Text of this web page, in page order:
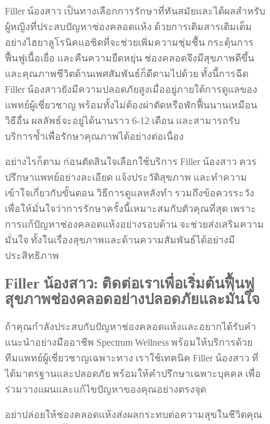
Filler น้องสาว เป็นทางเลือกการรักษาที่ทันสมัยและได้ผลสำหรับ
ผู้หญิงที่ประสบปัญหาช่องคลอดแห้ง ด้วยการเติมสารเติมเต็ม
อย่างไฮยาลูโรนิคแอซิดที่จะช่วยเพิ่มความชุ่มชื้น กระตุ้นการ
ฟื้นฟูเนื้อเยื่อ และคืนความยืดหยุ่น ช่องคลอดจึงมีสุขภาพดีขึ้น
และคุณภาพชีวิตด้านเพศสัมพันธ์ก็ดีตามไปด้วย ทั้งนี้การฉีด
Filler น้องสาวยังมีความปลอดภัยสูงเมื่ออยู่ภายใต้การดูแลของ
แพทย์ผู้เชี่ยวชาญ พร้อมทั้งไม่ต้องผ่าตัดหรือพักฟื้นนานเหมือน
วิธีอื่น ผลลัพธ์จะอยู่ได้นานราว 6-12 เดือน และสามารถรับ
บริการซ้ำเพื่อรักษาคุณภาพได้อย่างต่อเนื่อง
อย่างไรก็ตาม ก่อนตัดสินใจเลือกใช้บริการ Filler น้องสาว ควร
ปรึกษาแพทย์อย่างละเอียด แจ้งประวัติสุขภาพ และทำความ
เข้าใจเกี่ยวกับขั้นตอน วิธีการดูแลหลังทำ รวมถึงข้อควรระวัง
เพื่อให้มั่นใจว่าการรักษาครั้งนี้เหมาะสมกับตัวคุณที่สุด เพราะ
การแก้ปัญหาช่องคลอดแห้งอย่างรอบด้าน จะช่วยส่งเสริมความ
มั่นใจ ทั้งในเรื่องสุขภาพและด้านความสัมพันธ์ได้อย่างมี
ประสิทธิภาพ
Filler น้องสาว: ติดต่อเราเพื่อเริ่มต้นฟื้นฟู
สุขภาพช่องคลอดอย่างปลอดภัยและมั่นใจ
ถ้าคุณกำลังประสบกับปัญหาช่องคลอดแห้งและอยากได้รับคำ
แนะนำอย่างมืออาชีพ Spectrum Wellness พร้อมให้บริการด้วย
ทีมแพทย์ผู้เชี่ยวชาญเฉพาะทาง เราใช้เทคนิค Filler น้องสาว ที่
ได้มาตรฐานและปลอดภัย พร้อมให้คำปรึกษาเฉพาะบุคคล เพื่อ
ร่วมวางแผนและแก้ไขปัญหาของคุณอย่างตรงจุด
อย่าปล่อยให้ช่องคลอดแห้งส่งผลกระทบต่อความสุขในชีวิตคุณ